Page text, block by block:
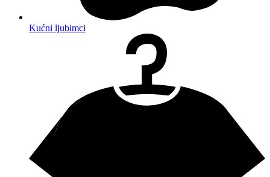
Kućni ljubimci